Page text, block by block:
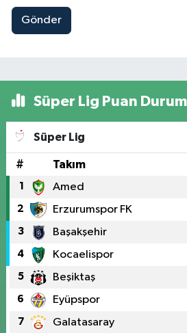
Gönder
Süper Lig Puan
Süper Lig
# Takım
1 Amed
2 Erzurumspor FK
3 Başakşehir
4 Kocaelispor
5 Beşiktaş
6 Eyüpspor
7 Galatasaray